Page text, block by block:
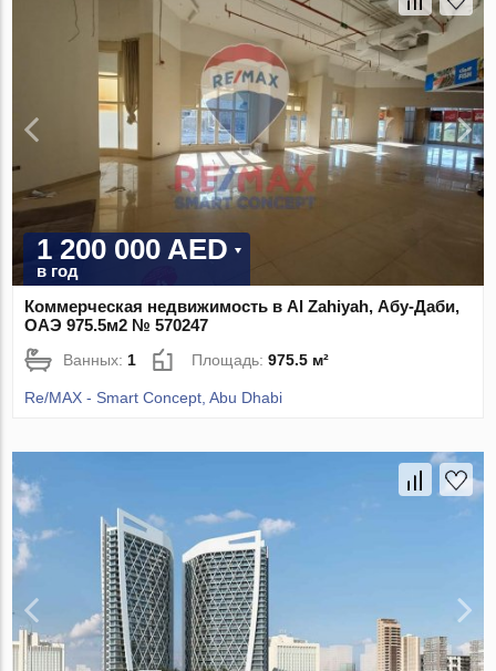
1 200 000 AED
в год
Коммерческая недвижимость в Al Zahiyah, Абу-Даби,
ОАЭ 975.5м2 № 570247
Ванных: 1 Площадь:975.5 м²
Re/MAX - Smart Concept, Abu Dhabi